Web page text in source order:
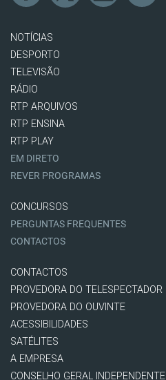
NOTÍCIAS
DESPORTO
TELEVISÃO
RÁDIO
RTP ARQUIVOS
RTP ENSINA
RTP PLAY
EM DIRETO
REVER PROGRAMAS
CONCURSOS
PERGUNTAS FREQUENTES
CONTACTOS
CONTACTOS
PROVEDORA DO TELESPECTADOR
PROVEDORA DO OUVINTE
ACESSIBILIDADES
SATÉLITES
A EMPRESA
CONSELHO GERAL INDEPENDENTE